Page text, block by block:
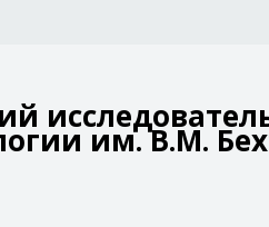
им. В.М.